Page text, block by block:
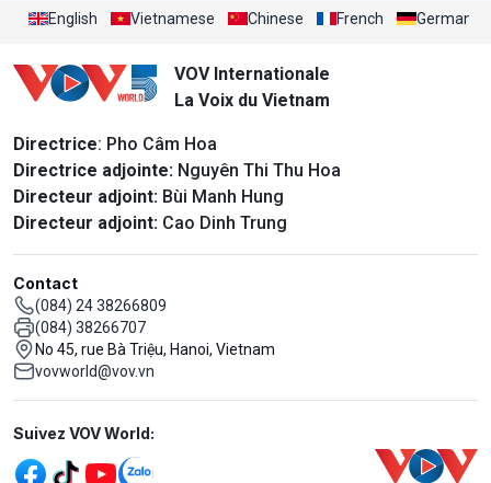
English Vietnamese Chinese French German
VOV Internationale
La Voix du Vietnam
Directrice: Pho Câm Hoa
Directrice adjointe: Nguyên Thi Thu Hoa
Directeur adjoint: Bùi Manh Hung
Directeur adjoint: Cao Dinh Trung
Contact
(084) 24 38266809
(084) 38266707
No 45, rue Bà Triệu, Hanoi, Vietnam
vovworld@vov.vn
Mạng xã hội
Suivez VOV World: